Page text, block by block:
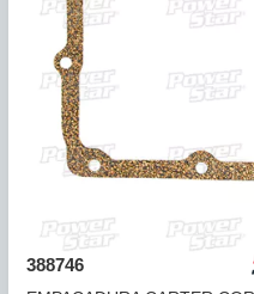
388744